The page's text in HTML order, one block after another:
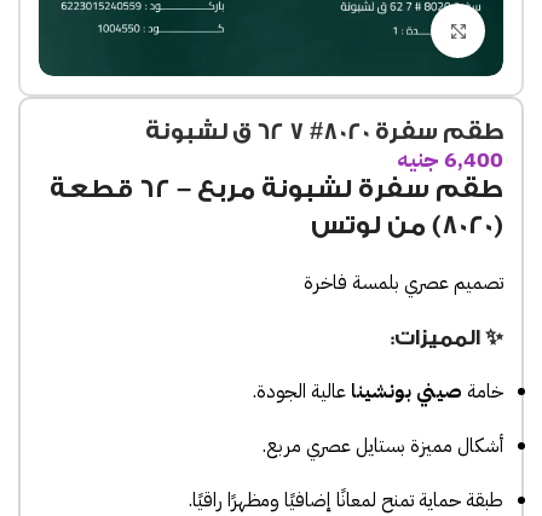
Click to enlarge
طقم سفرة 8020# 7 62 ق لشبونة
6,400جنيه
طقم سفرة
لشبونة مربع – 62 قطعة
(8020) من لوتس
تصميم عصري بلمسة فاخرة
✨ المميزات:
خامة صيني بونشينا عالية الجودة.
أشكال مميزة بستايل عصري مربع.
طبقة حماية تمنح لمعانًا إضافيًا ومظهرًا راقيًا.